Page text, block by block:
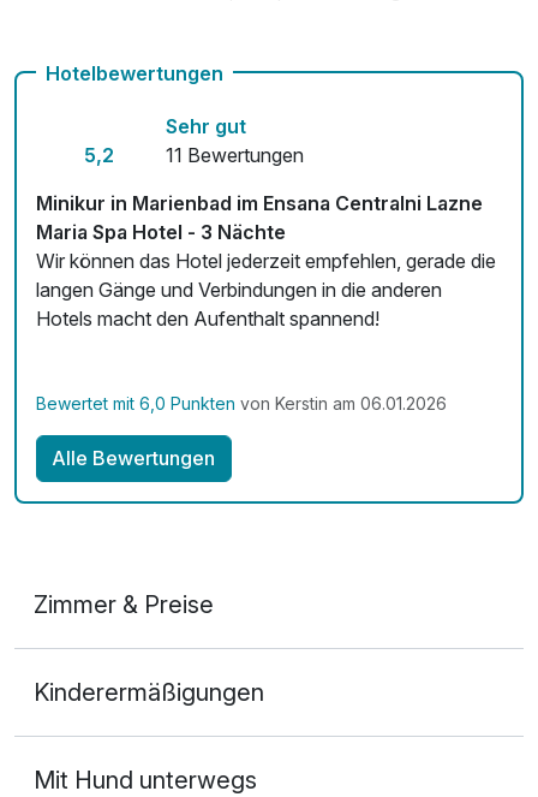
Fahrradverleih
Fitnessgeräte stehen bereit
Mit Hotelbar
Hotelbewertungen
5,2
Sehr gut
11 Bewertungen
Minikur in Marienbad im Ensana Centralni Lazne
Maria Spa Hotel - 3 Nächte
Wir können das Hotel jederzeit empfehlen, gerade die
langen Gänge und Verbindungen in die anderen
Hotels macht den Aufenthalt spannend!
Bewertet mit 6,0 Punkten von Kerstin am 06.01.2026
Alle Bewertungen
Zimmer & Preise
2 Erwachsene und 1 Kind
Kinderermäßigungen
Mit Hund unterwegs